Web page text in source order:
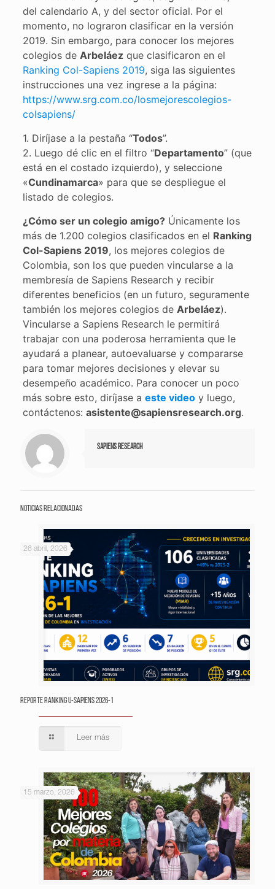
del calendario A, y del sector oficial. Por el
momento, no lograron clasificar en la versión
2019. Sin embargo, para conocer los mejores
colegios de Arbeláezque clasificaron en el
Ranking Col-Sapiens 2019, siga las siguientes
instrucciones una vez ingrese a la página:
https://www.srg.com.co/losmejorescolegios-
colsapiens/
1. Diríjase a la pestaña “Todos”.
2. Luego dé clic en el filtro “Departamento” (que
está en el costado izquierdo), y seleccione
«Cundinamarca» para que se despliegue el
listado de colegios.
¿Cómo ser un colegio amigo?Únicamente los
más de 1.200 colegios clasificados en el Ranking
Col-Sapiens 2019, los mejores colegios de
Colombia, son los que pueden vincularse a la
membresía de Sapiens Research y recibir
diferentes beneficios (en un futuro, seguramente
también los mejores colegios de Arbeláez).
Vincularse a Sapiens Research le permitirá
trabajar con una poderosa herramienta que le
ayudará a planear, autoevaluarse y compararse
para tomar mejores decisiones y elevar su
desempeño académico. Para conocer un poco
más sobre esto, diríjase a este videoy luego,
contáctenos: asistente@sapiensresearch.org.
Sapiens Research
Noticias relacionadas
26 abril, 2026
Reporte Ranking U-Sapiens 2026-1
Leer más
15 marzo, 2026